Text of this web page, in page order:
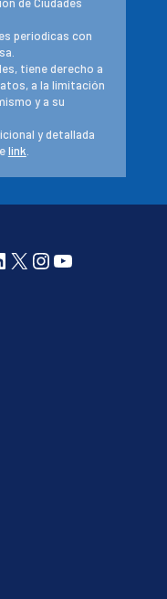
periodicas con
tiene derecho a
a la limitación
y a su
y detallada
link
X Instagram
YouTube